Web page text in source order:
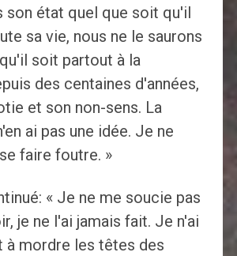
son état quel que soit qu'il
sa vie, nous ne le saurons
soit partout à la
des centaines d'années,
et son non-sens. La
ai pas une idée. Je ne
faire foutre. »
« Je ne me soucie pas
je ne l'ai jamais fait. Je n'ai
à mordre les têtes des